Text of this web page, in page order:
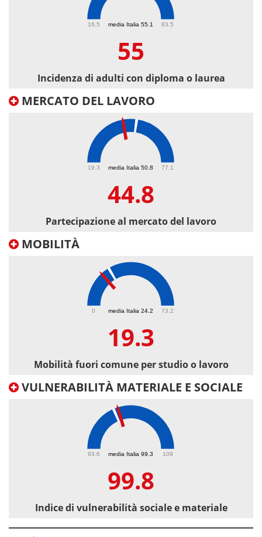
media Italia 55.1
16.5 83.5
55
Incidenza di adulti con diploma o laurea
MERCATO DEL LAVORO
media Italia 50.8
19.3 77.1
44.8
Partecipazione al mercato del lavoro
MOBILITÀ
media Italia 24.2
0 73.2
19.3
Mobilità fuori comune per studio o lavoro
VULNERABILITÀ MATERIALE E SOCIALE
media Italia 99.3
93.6 109
99.8
Indice di vulnerabilità sociale e materiale